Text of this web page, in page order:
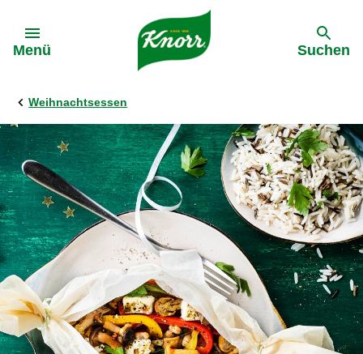
Menü Suchen
Weihnachtsessen